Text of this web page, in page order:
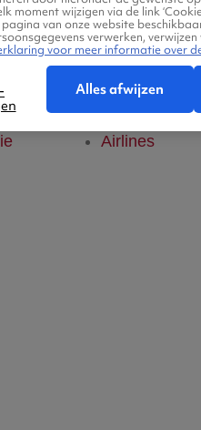
Hotels
Vlucht + hotel
Airlines
moment wijzigen via de link
van onze website
verwerken,
voor meer informatie over
Alles afwijzen